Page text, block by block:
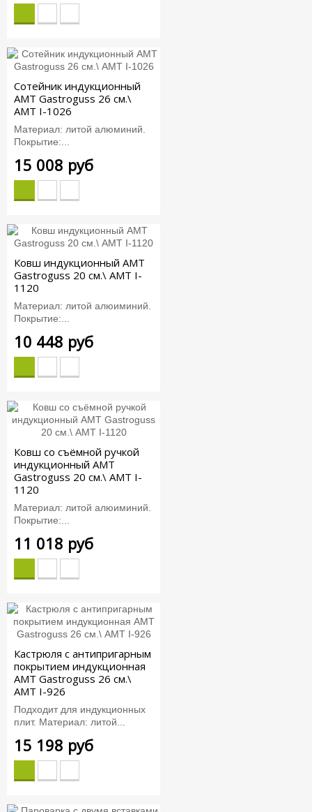
Сотейник индукционный
AMT Gastroguss 26 см.\
AMT I-1026
Материал: литой алюминий.
Покрытие:...
15 008 руб
Ковш индукционный AMT
Gastroguss 20 см.\ AMT I-
1120
Материал: литой алюиминий.
Покрытие:...
10 448 руб
Ковш со съёмной ручкой
индукционный AMT
Gastroguss 20 см.\ AMT I-
1120
Материал: литой алюиминий.
Покрытие:...
11 018 руб
Кастрюля с антипригарным
покрытием индукционная
AMT Gastroguss 26 см.\
AMT I-926
Подходит для индукционных
плит. Материал: литой...
15 198 руб